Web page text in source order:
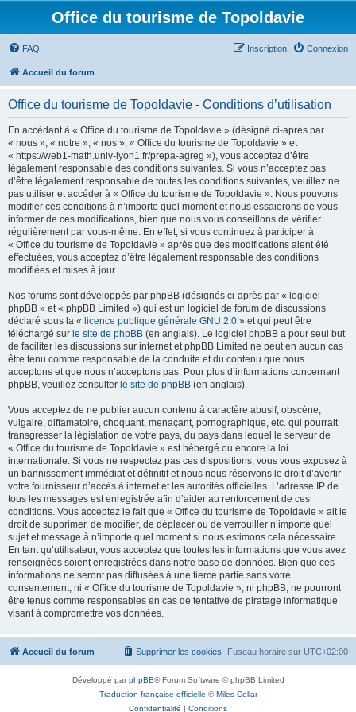
Office du tourisme de Topoldavie
FAQ Connexion
Inscription
Accueil du forum
Office du tourisme de Topoldavie - Conditions d’utilisation
En accédant à « Office du tourisme de Topoldavie » (désigné ci-après par
« nous », « notre », « nos », « Office du tourisme de Topoldavie » et
« https://web1-math.univ-lyon1.fr/prepa-agreg »), vous acceptez d’être
légalement responsable des conditions suivantes. Si vous n’acceptez pas
d’être légalement responsable de toutes les conditions suivantes, veuillez ne
pas utiliser et accéder à « Office du tourisme de Topoldavie ». Nous pouvons
modifier ces conditions à n’importe quel moment et nous essaierons de vous
informer de ces modifications, bien que nous vous conseillons de vérifier
régulièrement par vous-même. En effet, si vous continuez à participer à
« Office du tourisme de Topoldavie » après que des modifications aient été
effectuées, vous acceptez d’être légalement responsable des conditions
modifiées et mises à jour.
Nos forums sont développés par phpBB (désignés ci-après par « logiciel
phpBB » et « phpBB Limited ») qui est un logiciel de forum de discussions
déclaré sous la « licence publique générale GNU 2.0 » et qui peut être
téléchargé sur le site de phpBB (en anglais). Le logiciel phpBB a pour seul but
de faciliter les discussions sur internet et phpBB Limited ne peut en aucun cas
être tenu comme responsable de la conduite et du contenu que nous
acceptons et que nous n’acceptons pas. Pour plus d’informations concernant
phpBB, veuillez consulter le site de phpBB (en anglais).
Vous acceptez de ne publier aucun contenu à caractère abusif, obscène,
vulgaire, diffamatoire, choquant, menaçant, pornographique, etc. qui pourrait
transgresser la législation de votre pays, du pays dans lequel le serveur de
« Office du tourisme de Topoldavie » est hébergé ou encore la loi
internationale. Si vous ne respectez pas ces dispositions, vous vous exposez à
un bannissement immédiat et définitif et nous nous réservons le droit d’avertir
votre fournisseur d’accès à internet et les autorités officielles. L’adresse IP de
tous les messages est enregistrée afin d’aider au renforcement de ces
conditions. Vous acceptez le fait que « Office du tourisme de Topoldavie » ait le
droit de supprimer, de modifier, de déplacer ou de verrouiller n’importe quel
sujet et message à n’importe quel moment si nous estimons cela nécessaire.
En tant qu’utilisateur, vous acceptez que toutes les informations que vous avez
renseignées soient enregistrées dans notre base de données. Bien que ces
informations ne seront pas diffusées à une tierce partie sans votre
consentement, ni « Office du tourisme de Topoldavie », ni phpBB, ne pourront
être tenus comme responsables en cas de tentative de piratage informatique
visant à compromettre vos données.
Accueil du forum Fuseau horaire sur UTC+02:00
Supprimer les cookies
Développé parphpBB® Forum Software © phpBB Limited
Traduction française officielle ©Miles Cellar
Confidentialité | Conditions